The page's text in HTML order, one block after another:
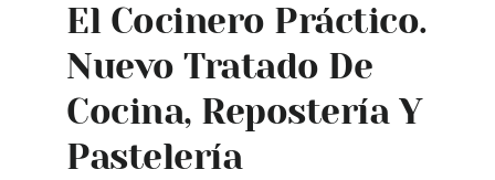
El Cocinero Práctico.
Nuevo Tratado De
Cocina, Repostería Y
Pastelería